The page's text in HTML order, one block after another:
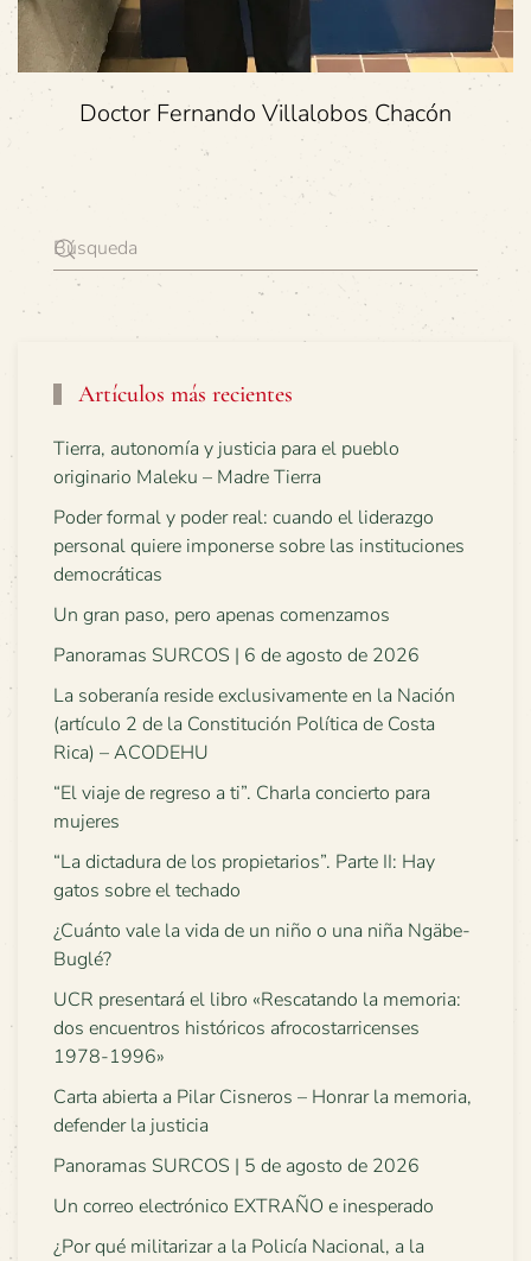
Doctor Fernando Villalobos Chacón
Artículos más recientes
Tierra, autonomía y justicia para el pueblo
originario Maleku – Madre Tierra
Poder formal y poder real: cuando el liderazgo
personal quiere imponerse sobre las instituciones
democráticas
Un gran paso, pero apenas comenzamos
Panoramas SURCOS | 6 de agosto de 2026
La soberanía reside exclusivamente en la Nación
(artículo 2 de la Constitución Política de Costa
Rica) – ACODEHU
“El viaje de regreso a ti”. Charla concierto para
mujeres
“La dictadura de los propietarios”. Parte II: Hay
gatos sobre el techado
¿Cuánto vale la vida de un niño o una niña Ngäbe-
Buglé?
UCR presentará el libro «Rescatando la memoria:
dos encuentros históricos afrocostarricenses
1978-1996»
Carta abierta a Pilar Cisneros – Honrar la memoria,
defender la justicia
Panoramas SURCOS | 5 de agosto de 2026
Un correo electrónico EXTRAÑO e inesperado
¿Por qué militarizar a la Policía Nacional, a la